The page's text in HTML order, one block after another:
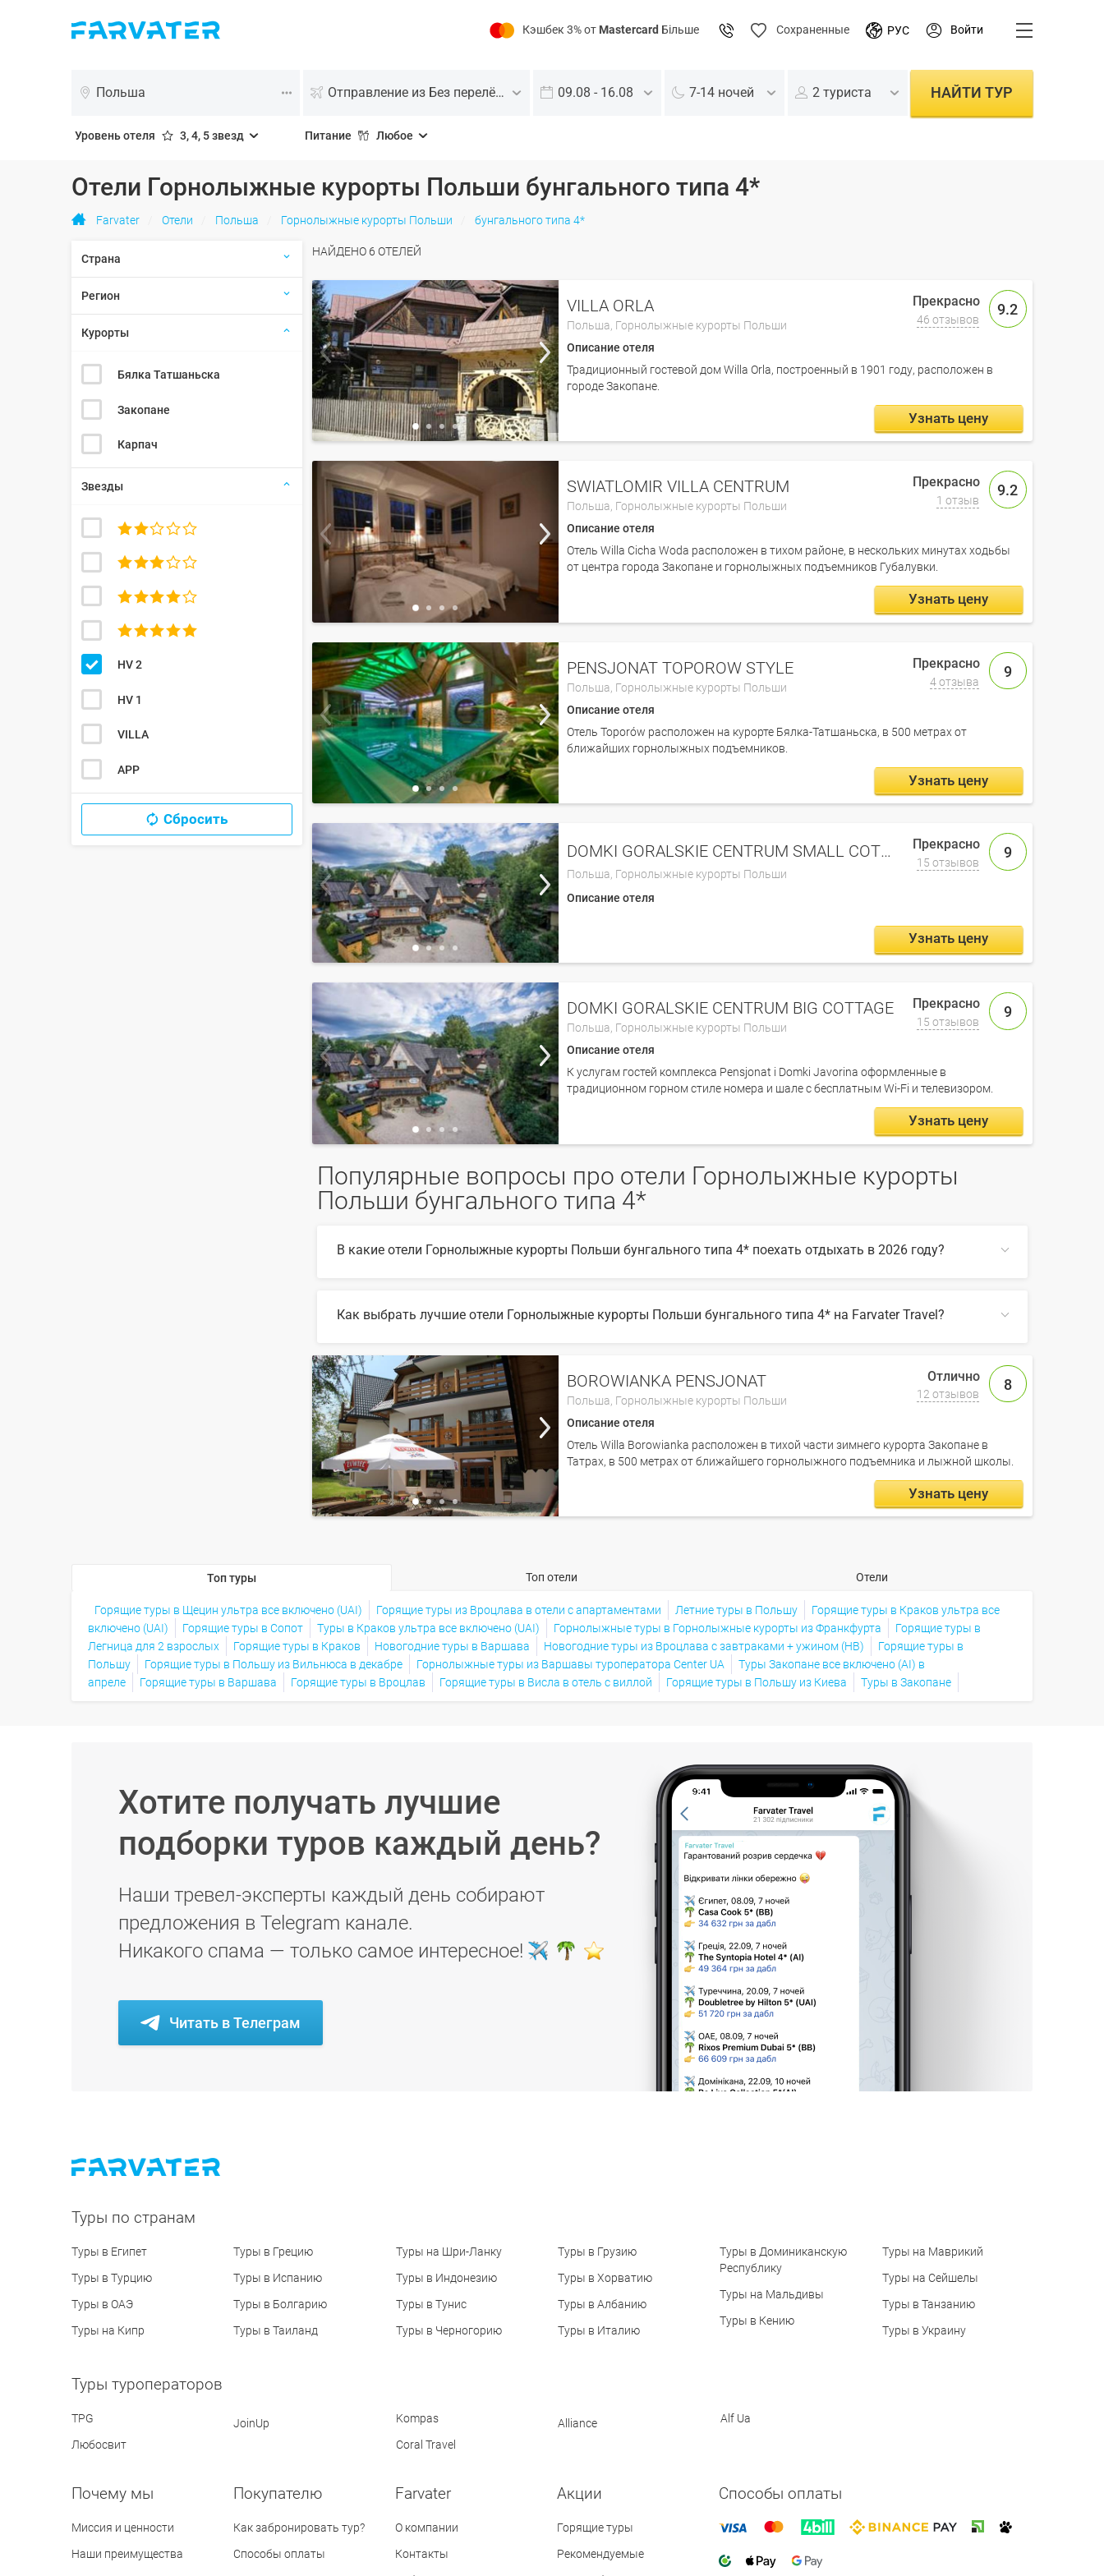
Кэшбек 3% от Mastercard Більше Сохраненные РУС Войти
Польша Отправление из Без перелёта 09.08 - 16.08 7-14 ночей 2 туриста
Уровень отеля 3, 4, 5 звезд Питание Любое
НАЙТИ ТУР
Отели Горнолыжные курорты Польши бунгального типа 4*
Farvater Отели Польша Горнолыжные курорты Польши бунгального типа 4*
НАЙДЕНО 6 ОТЕЛЕЙ
Страна
Регион
Курорты
Бялка Татшаньска
Закопане
Карпач
Звезды




HV 2
HV 1
VILLA
APP
Сбросить
9.2
46 отзывов
VILLA ORLA
Польша, Горнолыжные курорты Польши
Описание отеля
Традиционный гостевой дом Willa Orla, построенный в 1901 году, расположен в
городе Закопане.
Узнать цену
9.2
1 отзыв
SWIATLOMIR VILLA CENTRUM
Польша, Горнолыжные курорты Польши
Описание отеля
Отель Willa Cicha Woda расположен в тихом районе, в нескольких минутах ходьбы
от центра города Закопане и горнолыжных подъемников Губалувки.
Узнать цену
9
4 отзыва
PENSJONAT TOPOROW STYLE
Польша, Горнолыжные курорты Польши
Описание отеля
Отель Toporów расположен на курорте Бялка-Татшаньска, в 500 метрах от
ближайших горнолыжных подъемников.
Узнать цену
9
15 отзывов
DOMKI GORALSKIE CENTRUM SMALL COTTAGE
Польша, Горнолыжные курорты Польши
Описание отеля
Узнать цену
9
15 отзывов
DOMKI GORALSKIE CENTRUM BIG COTTAGE
Польша, Горнолыжные курорты Польши
Описание отеля
К услугам гостей комплекса Pensjonat i Domki Javorina оформленные в
традиционном горном стиле номера и шале с бесплатным Wi-Fi и телевизором.
Узнать цену
Популярные вопросы про отели Горнолыжные курорты
Польши бунгального типа 4*
В какие отели Горнолыжные курорты Польши бунгального типа 4* поехать отдыхать в 2026 году?
Как выбрать лучшие отели Горнолыжные курорты Польши бунгального типа 4* на Farvater Travel?
найдете множество фото отелей и отзывов про лучшие отели Горнолыжные курорты Польши бунгального типа 4*
8
12 отзывов
BOROWIANKA PENSJONAT
Польша, Горнолыжные курорты Польши
Описание отеля
Отель Willa Borowianka расположен в тихой части зимнего курорта Закопане в
Татрах, в 500 метрах от ближайшего горнолыжного подъемника и лыжной школы.
Узнать цену
Топ туры Топ отели Отели
Горящие туры в Щецин ультра все включено (UAI) Горящие туры из Вроцлава в отели с апартаментами Летние туры в Польшу
Горящие туры в Краков ультра все
включено (UAI)
Горящие туры в Сопот Туры в Краков ультра все включено (UAI) Горнолыжные туры в Горнолыжные курорты из Франкфурта
Горящие туры в
Легница для 2 взрослых
Горящие туры в Краков Новогодние туры в Варшава Новогодние туры из Вроцлава с завтраками + ужином (HB)
Горящие туры в
Польшу
Горящие туры в Польшу из Вильнюса в декабре Горнолыжные туры из Варшавы туроператора Center UA
Туры Закопане все включено (AI) в
апреле
Горящие туры в Варшава Горящие туры в Вроцлав Горящие туры в Висла в отель с виллой Горящие туры в Польшу из Киева Туры в Закопане
Хотите получать лучшие
подборки туров каждый день?
Наши тревел-эксперты каждый день собирают
предложения в Telegram канале.
Никакого спама — только самое интересное!
Читать в Телеграм
Туры по странам
Туры в Египет
Туры в Турцию
Туры в ОАЭ
Туры на Кипр
Туры в Грецию
Туры в Испанию
Туры в Болгарию
Туры в Таиланд
Туры на Шри-Ланку
Туры в Индонезию
Туры в Тунис
Туры в Черногорию
Туры в Грузию
Туры в Хорватию
Туры в Албанию
Туры в Италию
Туры в Доминиканскую
Республику
Туры на Мальдивы
Туры в Кению
Туры на Маврикий
Туры на Сейшелы
Туры в Танзанию
Туры в Украину
Туры туроператоров
TPG
Любосвит
JoinUp
Kompas
Coral Travel
Alliance Alf Ua
Почему мы
Миссия и ценности
Наши преимущества
Покупателю
Как забронировать тур?
Способы оплаты
Farvater
О компании
Контакты
Акции
Горящие туры
Рекомендуемые
Способы оплаты